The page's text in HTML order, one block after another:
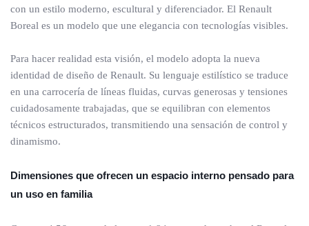
con un estilo moderno, escultural y diferenciador. El Renault
Boreal es un modelo que une elegancia con tecnologías visibles.
Para hacer realidad esta visión, el modelo adopta la nueva
identidad de diseño de Renault. Su lenguaje estilístico se traduce
en una carrocería de líneas fluidas, curvas generosas y tensiones
cuidadosamente trabajadas, que se equilibran con elementos
técnicos estructurados, transmitiendo una sensación de control y
dinamismo.
Dimensiones que ofrecen un espacio interno pensado para
un uso en familia